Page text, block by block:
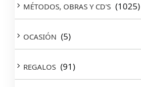
MÉTODOS, OBRAS Y CD'S (1025)
OCASIÓN (5)
REGALOS (91)